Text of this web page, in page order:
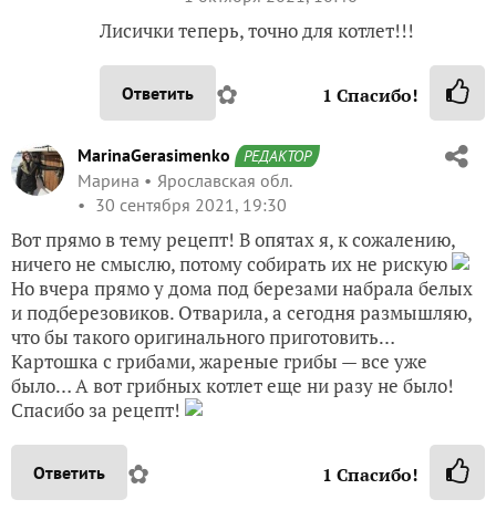
Лисички теперь, точно для котлет!!!
Ответить ✿ 1 Спасибо!
MarinaGerasimenko РЕДАКТОР
Марина
Ярославская обл.
30 сентября 2021, 19:30
Вот прямо в тему рецепт! В опятах я, к сожалению,
ничего не смыслю, потому собирать их не рискую
Но вчера прямо у дома под березами набрала белых
и подберезовиков. Отварила, а сегодня размышляю,
что бы такого оригинального приготовить…
Картошка с грибами, жареные грибы — все уже
было… А вот грибных котлет еще ни разу не было!
Спасибо за рецепт!
Ответить ✿ 1 Спасибо!